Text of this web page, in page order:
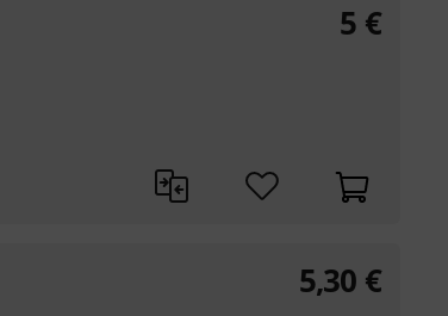
5 €
5,30 €